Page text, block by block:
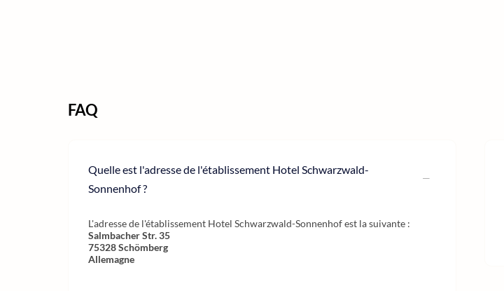
FAQ
Quelle est l'adresse de l'établissement Hotel Schwarzwald-
Sonnenhof ?
L'adresse de l'établissement Hotel Schwarzwald-Sonnenhof est la suivante :
Salmbacher Str. 35
75328Schömberg
Allemagne